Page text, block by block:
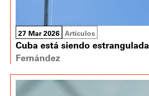
27 Mar 2026 Artículos
Cuba está siendo estrangulada
Fernández